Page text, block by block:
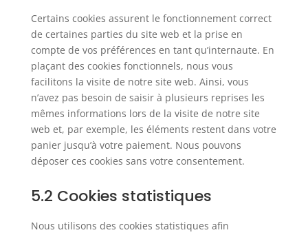
Certains cookies assurent le fonctionnement correct
de certaines parties du site web et la prise en
compte de vos préférences en tant qu’internaute. En
plaçant des cookies fonctionnels, nous vous
facilitons la visite de notre site web. Ainsi, vous
n’avez pas besoin de saisir à plusieurs reprises les
mêmes informations lors de la visite de notre site
web et, par exemple, les éléments restent dans votre
panier jusqu’à votre paiement. Nous pouvons
déposer ces cookies sans votre consentement.
5.2 Cookies statistiques
Nous utilisons des cookies statistiques afin